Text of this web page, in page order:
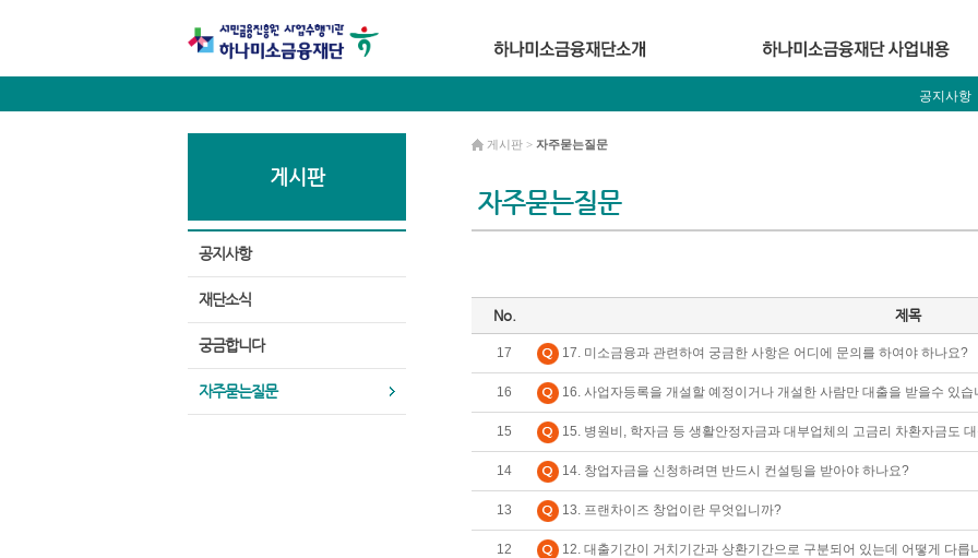
공지사항
게시판
공지사항
재단소식
궁금합니다
자주묻는질문
자주묻는질문
게시판 > 자주묻는질문
No. 제목
17 17. 미소금융과 관련하여 궁금한 사항은 어디에 문의를 하여야 하나요?
16 16. 사업자등록을 개설할 예정이거나 개설한 사람만 대출을 받을수 있습
15 15. 병원비, 학자금 등 생활안정자금과 대부업체의 고금리 차환자금도
14 14. 창업자금을 신청하려면 반드시 컨설팅을 받아야 하나요?
13 13. 프랜차이즈 창업이란 무엇입니까?
12 12. 대출기간이 거치기간과 상환기간으로 구분되어 있는데 어떻게 다릅